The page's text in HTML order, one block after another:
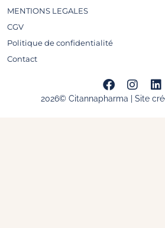
MENTIONS LEGALES
CGV
Politique de confidentialité
Contact
2026© Citannapharma | Site